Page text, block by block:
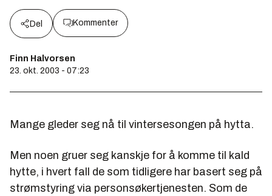
Del Kommenter
Finn Halvorsen
23. okt. 2003 - 07:23
Mange gleder seg nå til vintersesongen på hytta.
Men noen gruer seg kanskje for å komme til kald
hytte, i hvert fall de som tidligere har basert seg på
strømstyring via personsøkertjenesten. Som de